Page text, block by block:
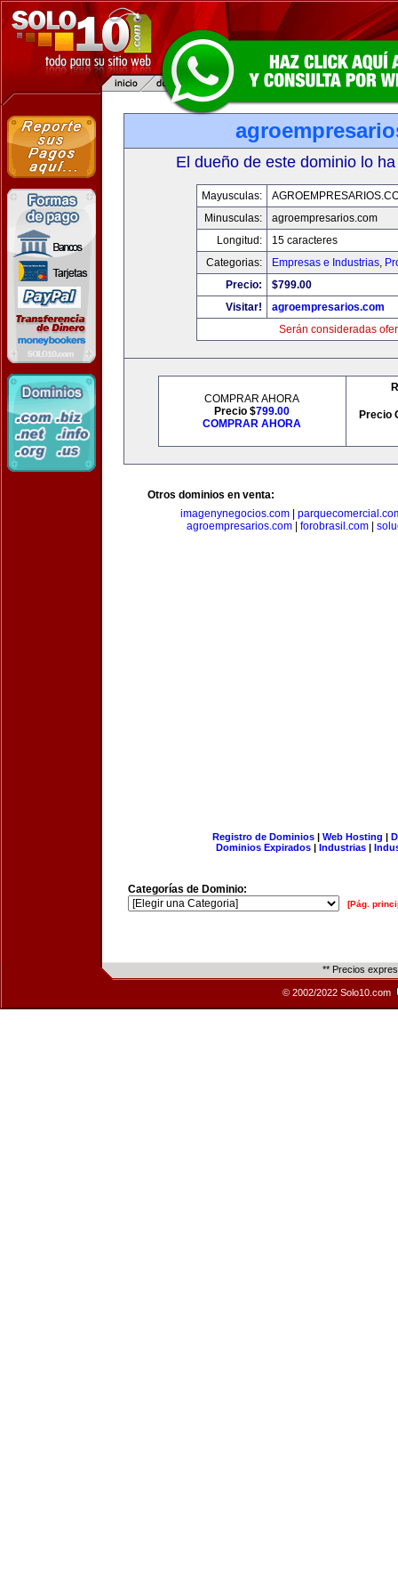
El dueño de este dominio lo
Mayusculas:
Minusculas:
agroempresarios.com
Longitud:
15 caracteres
Categorias:
Empresas e Industrias,
Precio:
$799.00
Visitar!
agroempresarios.com
Serán consideradas
COMPRAR AHORA
Precio $799.00
COMPRAR AHORA
Precio
Otros dominios en venta:
imagenynegocios.com
agroempresarios.com| forobrasil.com|
Registro de Dominios| Web Hosting |
Dominios Expirados | Industrias |
Categorías de Dominio:
[Pág.
** Precios
© 2002/2022 Solo10.com